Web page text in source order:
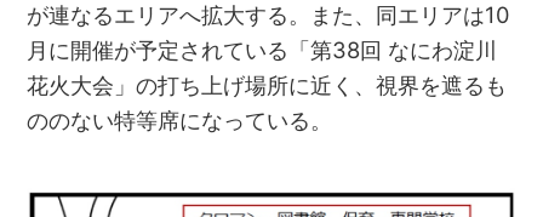
が連なるエリアへ拡大する。また、同エリアは10
月に開催が予定されている「第38回 なにわ淀川
花火大会」の打ち上げ場所に近く、視界を遮るも
ののない特等席になっている。